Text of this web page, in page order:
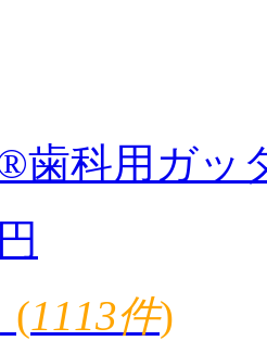
歯科用ガッ
(1113件)